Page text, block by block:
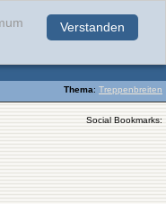
Verstanden
Thema: Treppenbreiten
Social Bookmarks: